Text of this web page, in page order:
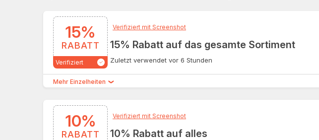
15%
RABATT
Verifiziert
Verifiziert mit Screenshot
15% Rabatt auf das gesamte Sortiment
Zuletzt verwendet vor 6 Stunden
Mehr Einzelheiten
10%
RABATT
Verifiziert mit Screenshot
10% Rabatt auf alles